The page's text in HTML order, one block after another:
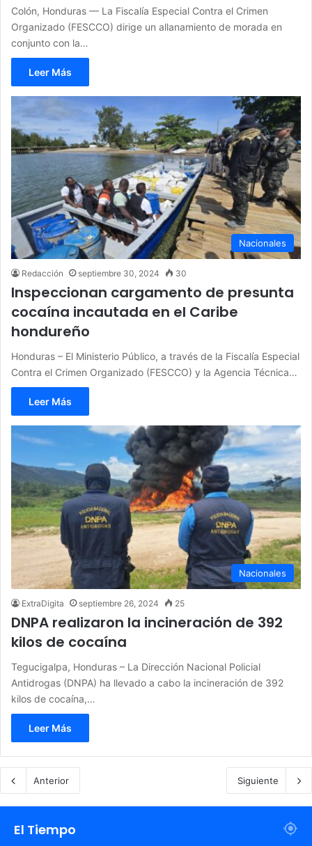
Colón, Honduras — La Fiscalía Especial Contra el Crimen
Organizado (FESCCO) dirige un allanamiento de morada en
conjunto con la…
Leer Más
Nacionales
Redacción septiembre 30, 2024 30
Inspeccionan cargamento de presunta
cocaína incautada en el Caribe
hondureño
Honduras – El Ministerio Público, a través de la Fiscalía Especial
Contra el Crimen Organizado (FESCCO) y la Agencia Técnica…
Leer Más
Nacionales
ExtraDigita septiembre 26, 2024 25
DNPA realizaron la incineración de 392
kilos de cocaína
Tegucigalpa, Honduras – La Dirección Nacional Policial
Antidrogas (DNPA) ha llevado a cabo la incineración de 392
kilos de cocaína,…
Leer Más
Anterior Siguiente
El Tiempo